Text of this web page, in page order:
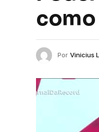
Por Vinicius